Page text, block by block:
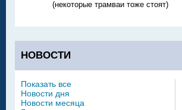
(некоторые трамваи тоже стоят)
НОВОСТИ
Показать все
Новости дня
Новости месяца